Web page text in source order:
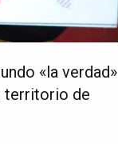
«la verdad»
territorio de